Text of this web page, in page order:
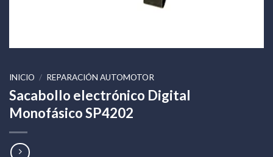
INICIO / REPARACIÓN AUTOMOTOR
Sacabollo electrónico Digital
Monofásico SP4202